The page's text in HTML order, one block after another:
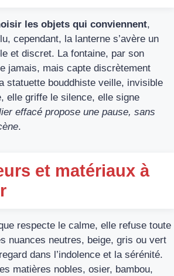
les objets qui conviennent,
cependant, la lanterne s’avère un
et discret. La fontaine, par son
jamais, mais capte discrètement
statuette bouddhiste veille, invisible
elle griffe le silence, elle signe
effacé propose une pause, sans
.
et matériaux à
respecte le calme, elle refuse toute
nuances neutres, beige, gris ou vert
dans l’indolence et la sérénité.
matières nobles, osier, bambou,